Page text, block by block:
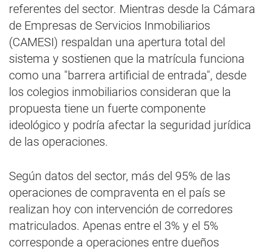
referentes del sector. Mientras desde la Cámara
de Empresas de Servicios Inmobiliarios
(CAMESI) respaldan una apertura total del
sistema y sostienen que la matrícula funciona
como una "barrera artificial de entrada", desde
los colegios inmobiliarios consideran que la
propuesta tiene un fuerte componente
ideológico y podría afectar la seguridad jurídica
de las operaciones.
Según datos del sector, más del 95% de las
operaciones de compraventa en el país se
realizan hoy con intervención de corredores
matriculados. Apenas entre el 3% y el 5%
corresponde a operaciones entre dueños